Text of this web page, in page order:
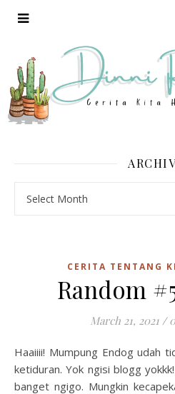
CERITA TENTANG
Random
March 21, 2021 /
Haaiiii! Mumpung Endog udah tidur, dan mamak nggak lagi
ketiduran. Yok ngisi blogg
banget ngigo. Mungkin